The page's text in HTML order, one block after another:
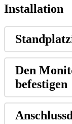
Installation
Den
befestigen